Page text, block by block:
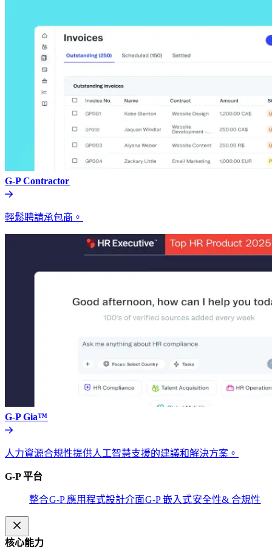
G-P Contractor​​
輕鬆聘請承包商。​​
G-P Gia™​​
人力資源合規性提供人工智慧支援的建議和解決方案。​​
G-P 平台​​
整合​​G-P 應用程式設計介面​​G-P 嵌入式​​安全性& 合規性​​
核心能力​​